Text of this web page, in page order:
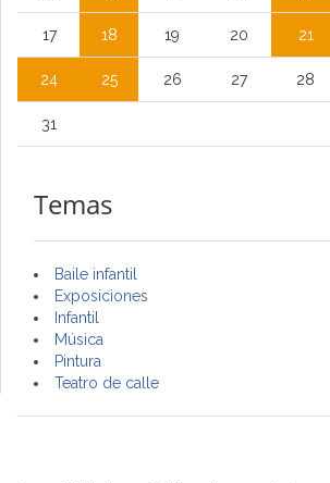
17 18 19 20 21
24 25 26 27 28
31
Temas
Baile infantil
Exposiciones
Infantil
Música
Pintura
Teatro de calle